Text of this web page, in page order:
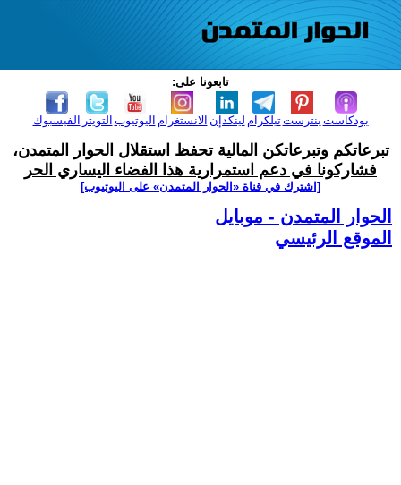
تابعونا على:
الفيسبوك التويتر اليوتيوب الانستغرام لينكدإن تيلكرامبنترست بودكاست
تبرعاتكم وتبرعاتكن المالية تحفظ استقلال الحوار المتمدن،
فشاركونا في دعم استمرارية هذا الفضاء اليساري الحر
[اشترك في قناة ‫«الحوار المتمدن» على اليوتيوب]
الحوار المتمدن - موبايل
الموقع الرئيسي